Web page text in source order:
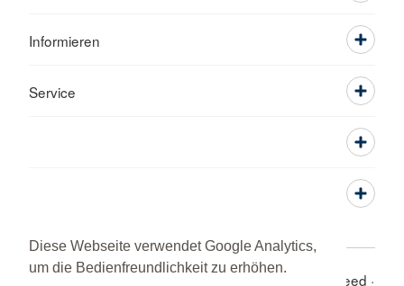
Diese Webseite verwendet Google Analytics,
um die Bedienfreundlichkeit zu erhöhen.
Informieren
Service
RSS-Feed